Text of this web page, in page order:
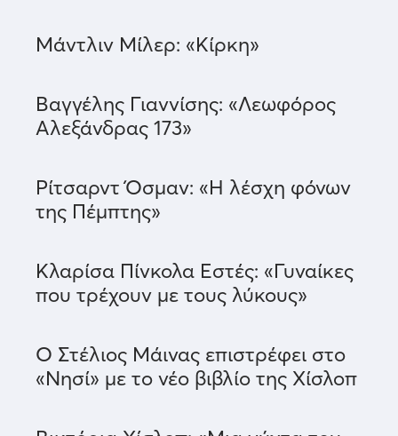
Μάντλιν Μίλερ: «Κίρκη»
Βαγγέλης Γιαννίσης: «Λεωφόρος
Αλεξάνδρας 173»
Ρίτσαρντ Όσμαν: «Η λέσχη φόνων
της Πέμπτης»
Κλαρίσα Πίνκολα Εστές: «Γυναίκες
που τρέχουν με τους λύκους»
O Στέλιος Μάινας επιστρέφει στο
«Νησί» με το νέο βιβλίο της Χίσλοπ